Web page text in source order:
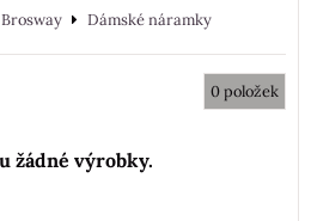
Brosway
Dámské náramky
0položek